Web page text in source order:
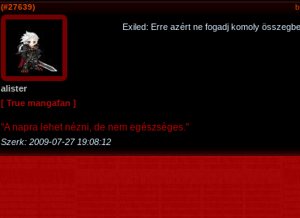
(#27639)
alister
[ True mangafan ]
Exiled: Erre azért ne fogadj komoly
"A napra lehet nézni, de nem egészséges."
Szerk: 2009-07-27 19:08:12